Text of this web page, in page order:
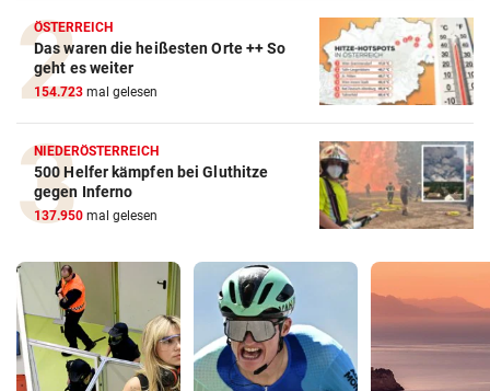
ÖSTERREICH
Das waren die heißesten Orte ++ So
geht es weiter
154.723 mal gelesen
NIEDERÖSTERREICH
500 Helfer kämpfen bei Gluthitze
gegen Inferno
137.950 mal gelesen